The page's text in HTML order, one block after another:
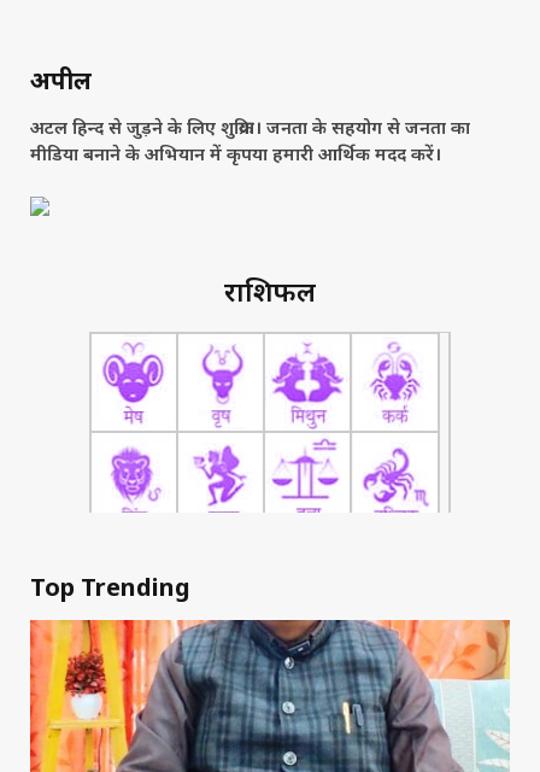
अपील
अटल हिन्द से जुड़ने के लिए शुक्रिया। जनता के सहयोग से जनता का
मीडिया बनाने के अभियान में कृपया हमारी आर्थिक मदद करें।
राशिफल
Top Trending